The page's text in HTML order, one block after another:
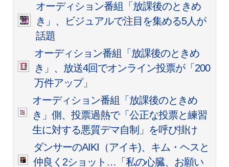
オーディション番組「放課後のときめ
き」、ビジュアルで注目を集める5人が
話題
オーディション番組「放課後のときめ
き」、放送4回でオンライン投票が「200
万件アップ」
オーディション番組「放課後のときめ
き」側、投票過熱で「公正な投票と練習
生に対する悪質デマ自制」を呼び掛け
ダンサーのAIKI（アイキ)、キム・ヘスと
仲良く2ショット…「私の心臓、お願い